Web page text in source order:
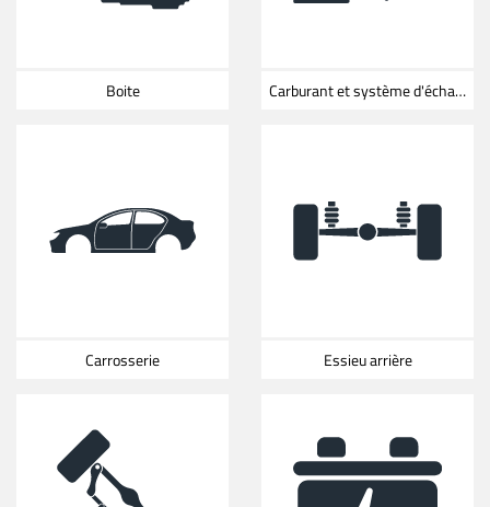
Boite Carburant et système d'échappement
Carrosserie Essieu arrière